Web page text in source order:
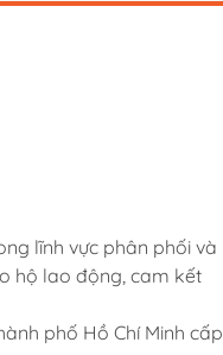
lĩnh vực phân phối và
hộ lao động, cam kết
phố Hồ Chí Minh cấp